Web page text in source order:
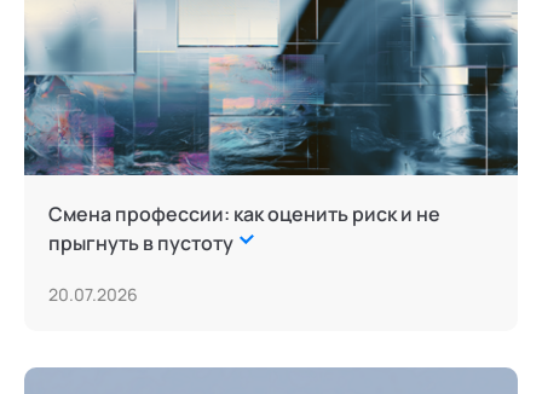
Смена профессии: как оценить риск и не
прыгнуть в пустоту
20.07.2026